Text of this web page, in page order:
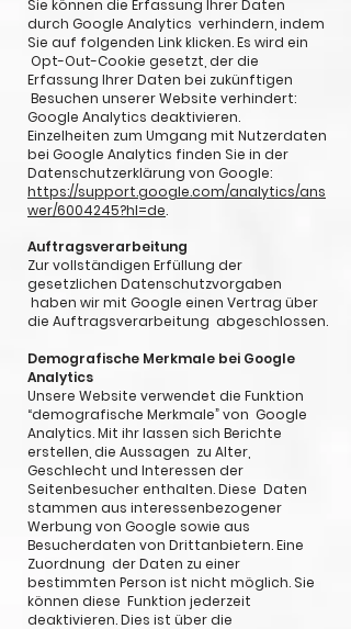
Sie können die Erfassung Ihrer Daten
durch Google Analytics verhindern, indem
Sie auf folgenden Link klicken. Es wird ein
Opt-Out-Cookie gesetzt, der die
Erfassung Ihrer Daten bei zukünftigen
Besuchen unserer Website verhindert:
Google Analytics deaktivieren.
Einzelheiten zum Umgang mit Nutzerdaten
bei Google Analytics finden Sie in der
Datenschutzerklärung von Google:
https://support.google.com/analytics/ans
wer/6004245?hl=de.
Auftragsverarbeitung
Zur vollständigen Erfüllung der
gesetzlichen Datenschutzvorgaben
haben wir mit Google einen Vertrag über
die Auftragsverarbeitung abgeschlossen.
Demografische Merkmale bei Google
Analytics
Unsere Website verwendet die Funktion
“demografische Merkmale” von Google
Analytics. Mit ihr lassen sich Berichte
erstellen, die Aussagen zu Alter,
Geschlecht und Interessen der
Seitenbesucher enthalten. Diese Daten
stammen aus interessenbezogener
Werbung von Google sowie aus
Besucherdaten von Drittanbietern. Eine
Zuordnung der Daten zu einer
bestimmten Person ist nicht möglich. Sie
können diese Funktion jederzeit
deaktivieren. Dies ist über die